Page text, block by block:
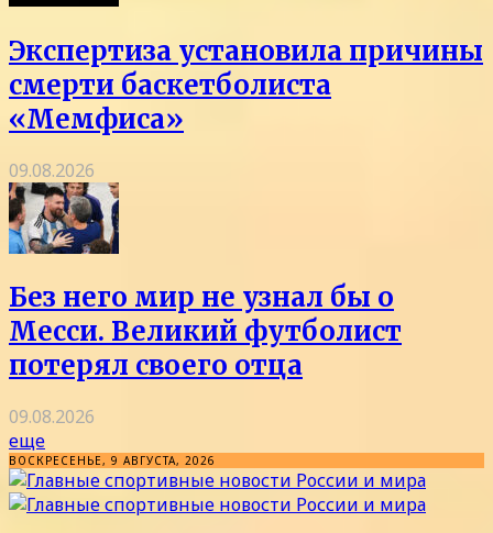
Экспертиза установила причины
смерти баскетболиста
«Мемфиса»
09.08.2026
Без него мир не узнал бы о
Месси. Великий футболист
потерял своего отца
09.08.2026
еще
ВОСКРЕСЕНЬЕ, 9 АВГУСТА, 2026